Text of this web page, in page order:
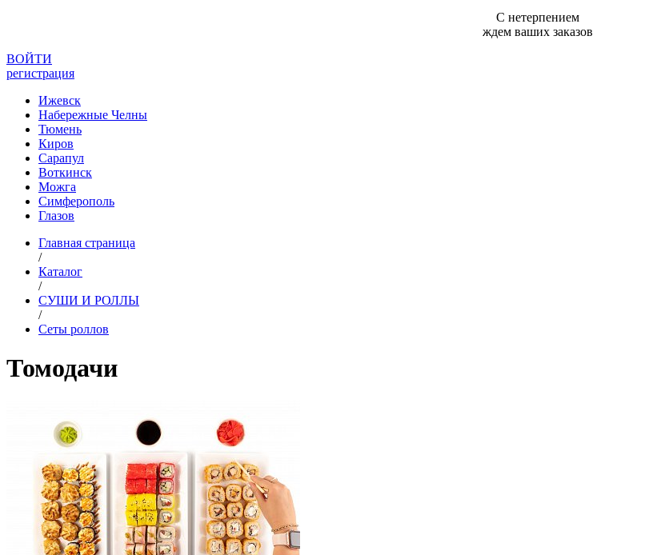
С нетерпением
ждем ваших заказов
ВОЙТИ
регистрация
Ижевск
Набережные Челны
Тюмень
Киров
Сарапул
Воткинск
Можга
Симферополь
Глазов
Главная страница
/
Каталог
/
СУШИ И РОЛЛЫ
/
Сеты роллов
Томодачи